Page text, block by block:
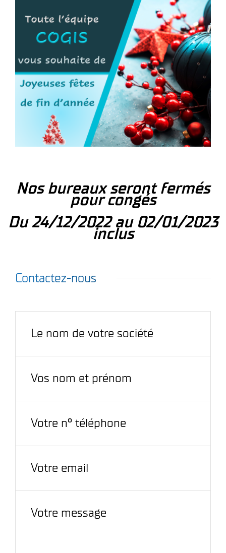
Nos bureaux seront fermés
pour congés
Du 24/12/2022 au 02/01/2023
inclus
Contactez-nous